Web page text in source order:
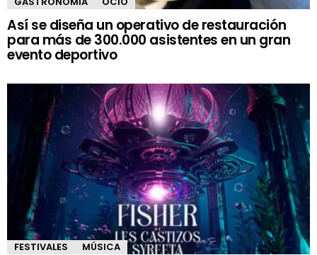
Así se diseña un operativo de restauración
para más de 300.000 asistentes en un gran
evento deportivo
FESTIVALES MÚSICA